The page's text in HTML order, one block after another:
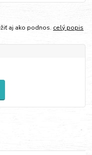
aj ako podnos. celý popis